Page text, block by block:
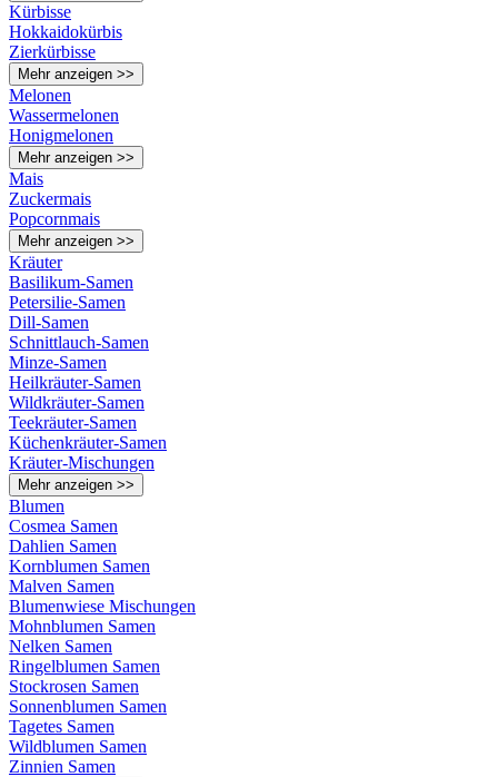
Kürbisse
Hokkaidokürbis
Zierkürbisse
Mehr anzeigen >>
Melonen
Wassermelonen
Honigmelonen
Mehr anzeigen >>
Mais
Zuckermais
Popcornmais
Mehr anzeigen >>
Kräuter
Basilikum-Samen
Petersilie-Samen
Dill-Samen
Schnittlauch-Samen
Minze-Samen
Heilkräuter-Samen
Wildkräuter-Samen
Teekräuter-Samen
Küchenkräuter-Samen
Kräuter-Mischungen
Mehr anzeigen >>
Blumen
Cosmea Samen
Dahlien Samen
Kornblumen Samen
Malven Samen
Blumenwiese Mischungen
Mohnblumen Samen
Nelken Samen
Ringelblumen Samen
Stockrosen Samen
Sonnenblumen Samen
Tagetes Samen
Wildblumen Samen
Zinnien Samen